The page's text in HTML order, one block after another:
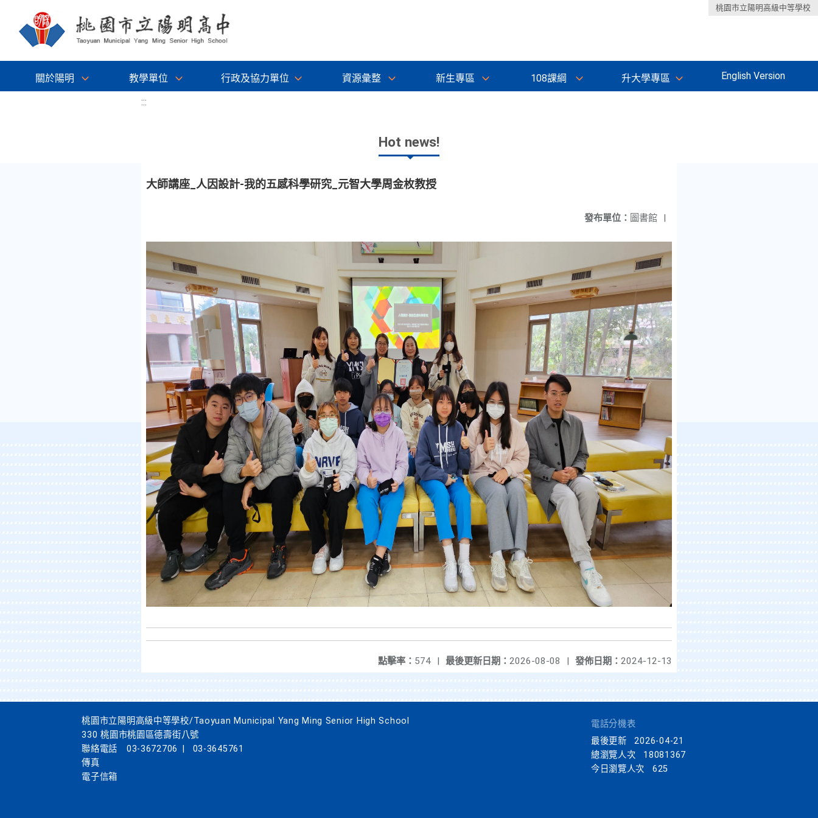
桃園市立陽明高級中等學校
關於陽明 教學單位 行政及協力單位 資源彙整 新生專區 108課綱 升大學專區 English Version
:::
Hot news!
大師講座_人因設計-我的五感科學研究_元智大學周金枚教授
發布單位： 圖書館 |
發佈日期： 2024-12-13
最後更新日期： 2026-08-08 |
點擊率： 574 |
桃園市立陽明高級中等學校/Taoyuan Municipal Yang Ming Senior High School
330 桃園市桃園區德壽街八號
聯絡電話
03-3672706
03-3645761
傳真
電子信箱
電話分機表
最後更新
2026-04-21
總瀏覽人次
18081367
今日瀏覽人次
625